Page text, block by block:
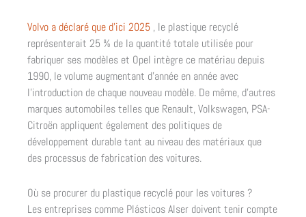
Volvo a déclaré que d’ici 2025 , le plastique recyclé
représenterait 25 % de la quantité totale utilisée pour
fabriquer ses modèles et Opel intègre ce matériau depuis
1990, le volume augmentant d’année en année avec
l’introduction de chaque nouveau modèle. De même, d’autres
marques automobiles telles que Renault, Volkswagen, PSA-
Citroën appliquent également des politiques de
développement durable tant au niveau des matériaux que
des processus de fabrication des voitures.
Où se procurer du plastique recyclé pour les voitures ?
Les entreprises comme Plásticos Alser doivent tenir compte